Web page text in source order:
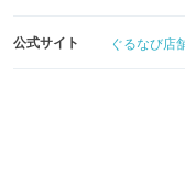
公式サイト ぐるなび店